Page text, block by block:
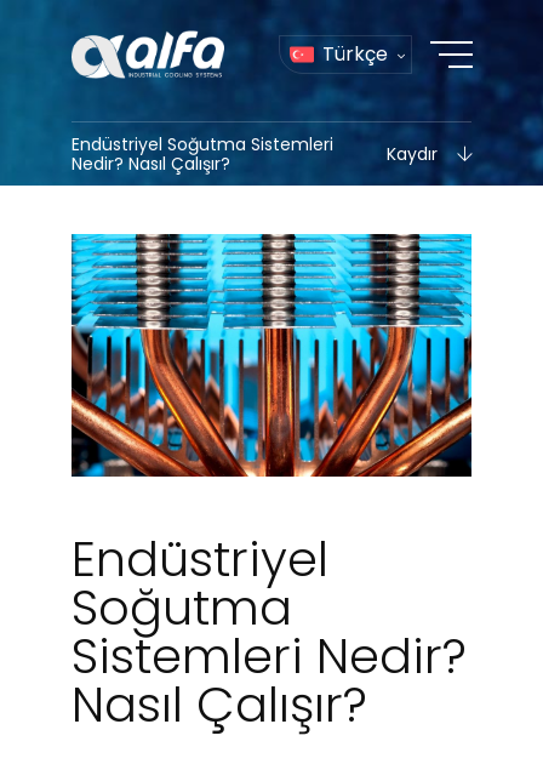
Türkçe
Endüstriyel Soğutma Sistemleri
Nedir? Nasıl Çalışır?
Kaydır
Endüstriyel
Soğutma
Sistemleri Nedir?
Nasıl Çalışır?